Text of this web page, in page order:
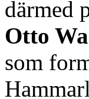
därmed
Otto
som